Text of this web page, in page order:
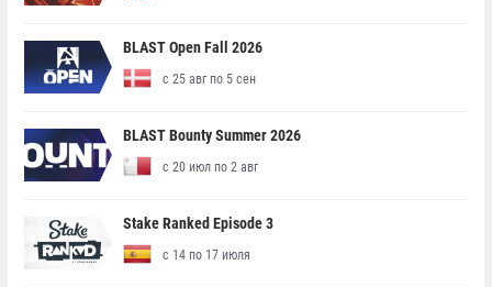
BLAST Open Fall 2026
с 25 авг по 5 сен
BLAST Bounty Summer 2026
с 20 июл по 2 авг
Stake Ranked Episode 3
с 14 по 17 июля